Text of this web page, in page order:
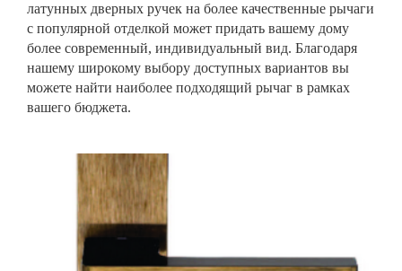
латунных дверных ручек на более качественные рычаги
с популярной отделкой может придать вашему дому
более современный, индивидуальный вид. Благодаря
нашему широкому выбору доступных вариантов вы
можете найти наиболее подходящий рычаг в рамках
вашего бюджета.